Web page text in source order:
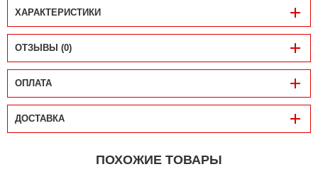
ХАРАКТЕРИСТИКИ
ОТЗЫВЫ (0)
ОПЛАТА
ДОСТАВКА
ПОХОЖИЕ ТОВАРЫ